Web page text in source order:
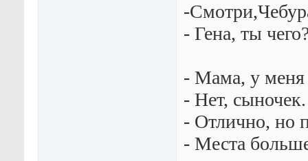
-
- Гена, ты
- Мама, у меня
- Нет, сыночек.
- Отлично, но
- Места